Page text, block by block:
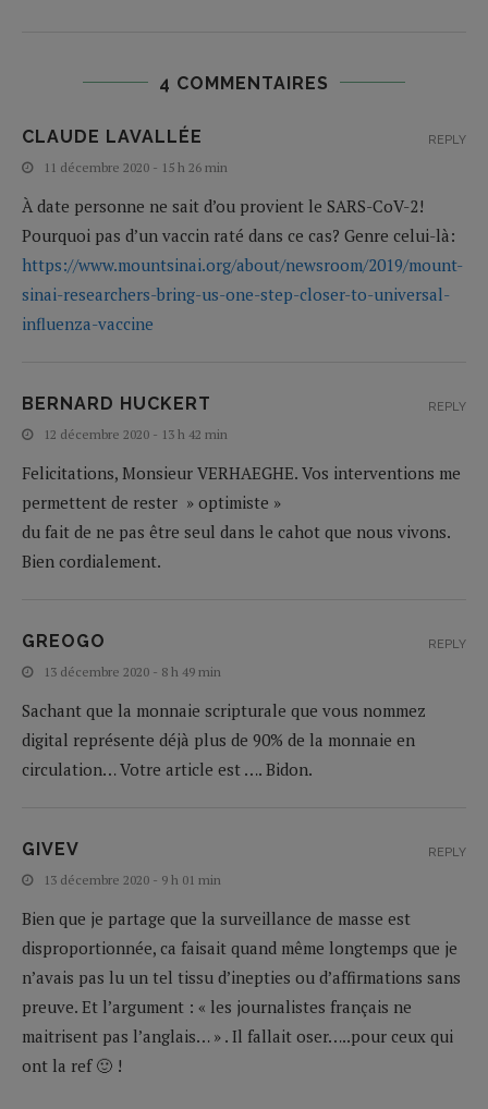
4 COMMENTAIRES
CLAUDE LAVALLÉE
11 décembre 2020 - 15 h 26 min
À date personne ne sait d’ou provient le SARS-CoV-2!
Pourquoi pas d’un vaccin raté dans ce cas? Genre celui-là:
https://www.mountsinai.org/about/newsroom/2019/mount-
sinai-researchers-bring-us-one-step-closer-to-universal-
influenza-vaccine
REPLY
BERNARD HUCKERT
12 décembre 2020 - 13 h 42 min
Felicitations, Monsieur VERHAEGHE. Vos interventions me
permettent de rester » optimiste »
du fait de ne pas être seul dans le cahot que nous vivons.
Bien cordialement.
REPLY
GREOGO
13 décembre 2020 - 8 h 49 min
Sachant que la monnaie scripturale que vous nommez
digital représente déjà plus de 90% de la monnaie en
circulation… Votre article est …. Bidon.
REPLY
GIVEV
13 décembre 2020 - 9 h 01 min
Bien que je partage que la surveillance de masse est
disproportionnée, ca faisait quand même longtemps que je
n’avais pas lu un tel tissu d’inepties ou d’affirmations sans
preuve. Et l’argument : « les journalistes français ne
maitrisent pas l’anglais… » . Il fallait oser…..pour ceux qui
ont la ref 🙂 !
REPLY